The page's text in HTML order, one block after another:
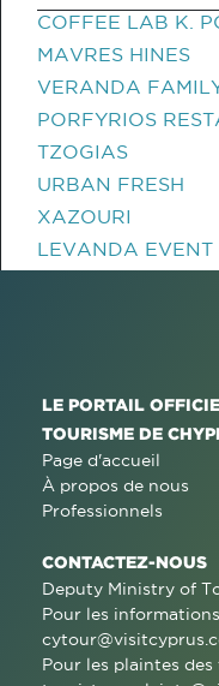
COFFEE LAB K.
MAVRES HINES
VERANDA
PORFYRIOS
TZOGIAS
URBAN FRESH
XAZOURI
LEVANDA EVENT
LE PORTAIL
TOURISME DE
Page d'accueil
À propos de nous
Professionnels
CONTACTEZ-NOUS
Deputy Ministry of
Pour les
Pour les plaintes